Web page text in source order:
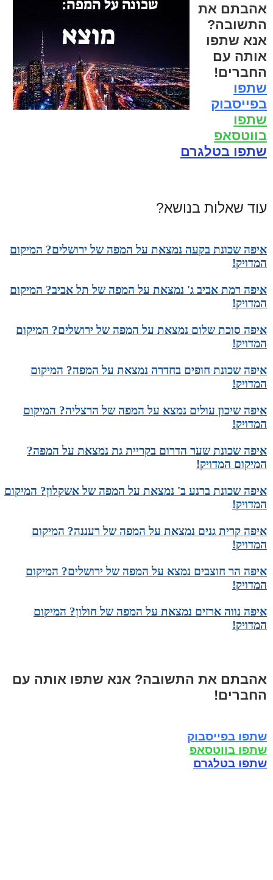
אהבתם את
התשובה?
אנא שתפו
אותה עם
החברים!
שתפו
בפייסבוק
שתפו
בווטסאפ
שתפו בטלגרם
עוד שאלות בנושא?
איפה שכונת בקעה נמצאת על המפה של ירושלים? המיקום
המדויק!
איפה רמת אביב ג' נמצאת על המפה של תל אביב? המיקום
המדויק!
איפה סוכת שלום נמצאת על המפה של ירושלים? המיקום
המדויק!
איפה שכונת חופים בחדרה נמצאת על המפה? המיקום
המדויק!
איפה שיכון עולים נמצא על המפה של הרצליה? המיקום
המדויק!
איפה שכונת שער הדרום בקריית גת נמצאת על המפה?
המיקום המדויק!
איפה שכונת ברנע ב' נמצאת על המפה של אשקלון? המיקום
המדויק!
איפה קרית גנים נמצאת על המפה של רעננה? המיקום
המדויק!
איפה הר חוצבים נמצא על המפה של ירושלים? המיקום
המדויק!
איפה נווה ארזים נמצאת על המפה של חולון? המיקום
המדויק!
אהבתם את התשובה? אנא שתפו אותה עם
החברים!
שתפו בפייסבוק
שתפו בווטסאפ
שתפו בטלגרם